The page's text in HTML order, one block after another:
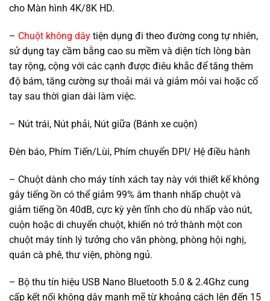
cho Màn hình 4K/8K HD.
– Chuột không dây tiện dụng đi theo đường cong tự nhiên,
sử dụng tay cầm bằng cao su mềm và diện tích lòng bàn
tay rộng, cộng với các cạnh được điêu khắc để tăng thêm
độ bám, tăng cường sự thoải mái và giảm mỏi vai hoặc cổ
tay sau thời gian dài làm việc.
– Nút trái, Nút phải, Nút giữa (Bánh xe cuộn)
Đèn báo, Phím Tiến/Lùi, Phím chuyển DPI/ Hệ điều hành
– Chuột dành cho máy tính xách tay này với thiết kế không
gây tiếng ồn có thể giảm 99% âm thanh nhấp chuột và
giảm tiếng ồn 40dB, cực kỳ yên tĩnh cho dù nhấp vào nút,
cuộn hoặc di chuyển chuột, khiến nó trở thành một con
chuột máy tính lý tưởng cho văn phòng, phòng hội nghị,
quán cà phê, thư viện, phòng ngủ.
– Bộ thu tín hiệu USB Nano Bluetooth 5.0 & 2.4Ghz cung
cấp kết nối không dây mạnh mẽ từ khoảng cách lên đến 15